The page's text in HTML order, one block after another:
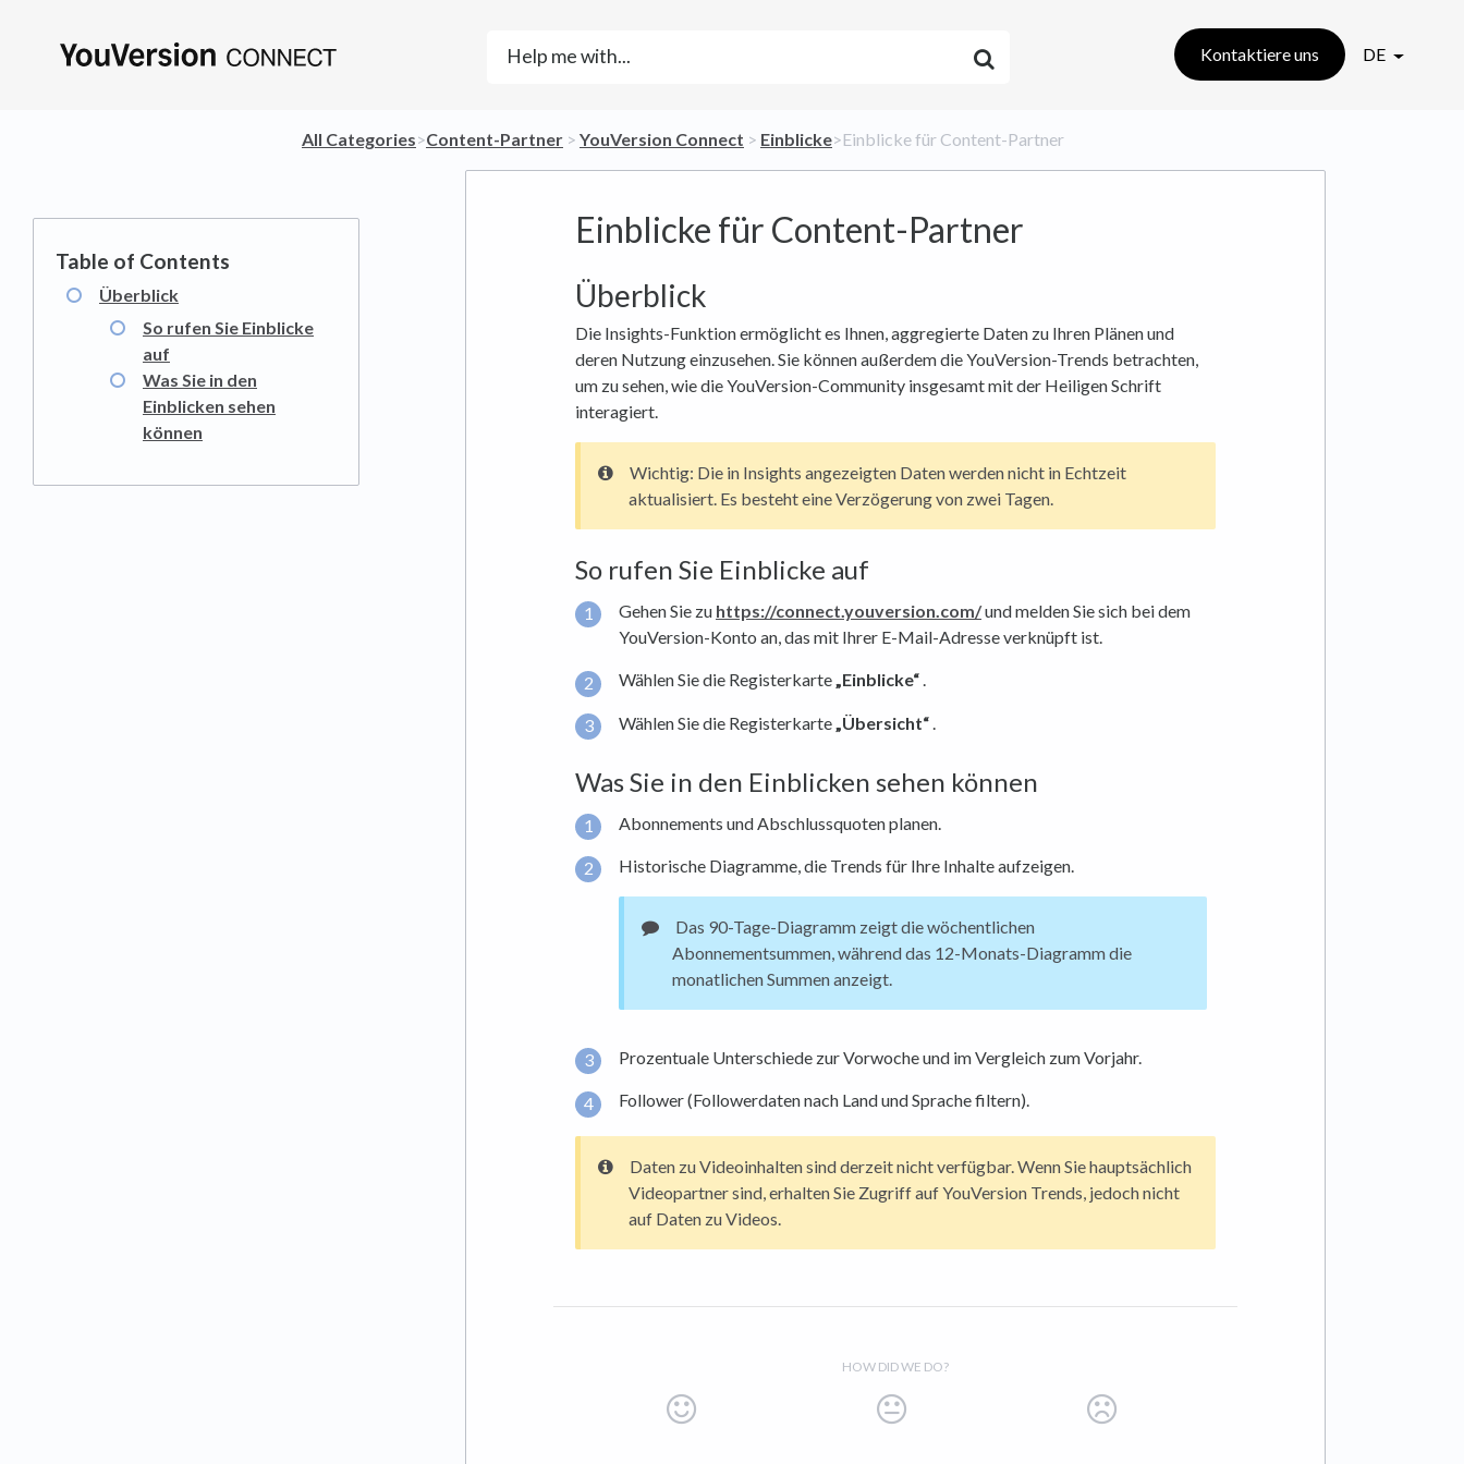
Kontaktiere uns DE
All Categories​>​​Content-Partner ​ > ​ ​YouVersion Connect ​ > ​ ​Einblicke​>​ Einblicke für Content-Partner
Einblicke für Content-Partner
Überblick
So rufen Sie Einblicke
auf
Was Sie in den
Einblicken sehen
können
Überblick
Die Insights-Funktion ermöglicht es Ihnen, aggregierte Daten zu Ihren Plänen und
deren Nutzung einzusehen. Sie können außerdem die YouVersion-Trends betrachten,
um zu sehen, wie die YouVersion-Community insgesamt mit der Heiligen Schrift
interagiert.
Wichtig: Die in Insights angezeigten Daten werden nicht in Echtzeit
aktualisiert. Es besteht eine Verzögerung von zwei Tagen.
So rufen Sie Einblicke auf
Gehen Sie zu https://connect.youversion.com/und melden Sie sich bei dem
YouVersion-Konto an, das mit Ihrer E-Mail-Adresse verknüpft ist.
Wählen Sie die Registerkarte„Einblicke“.
Wählen Sie die Registerkarte„Übersicht“.
Was Sie in den Einblicken sehen können
Abonnements und Abschlussquoten planen.
Historische Diagramme, die Trends für Ihre Inhalte aufzeigen.
Das 90-Tage-Diagramm zeigt die wöchentlichen
Abonnementsummen, während das 12-Monats-Diagramm die
monatlichen Summen anzeigt.
Prozentuale Unterschiede zur Vorwoche und im Vergleich zum Vorjahr.
Follower (Followerdaten nach Land und Sprache filtern).
Daten zu Videoinhalten sind derzeit nicht verfügbar. Wenn Sie hauptsächlich
Videopartner sind, erhalten Sie Zugriff auf YouVersion Trends, jedoch nicht
auf Daten zu Videos.
HOW DID WE DO?